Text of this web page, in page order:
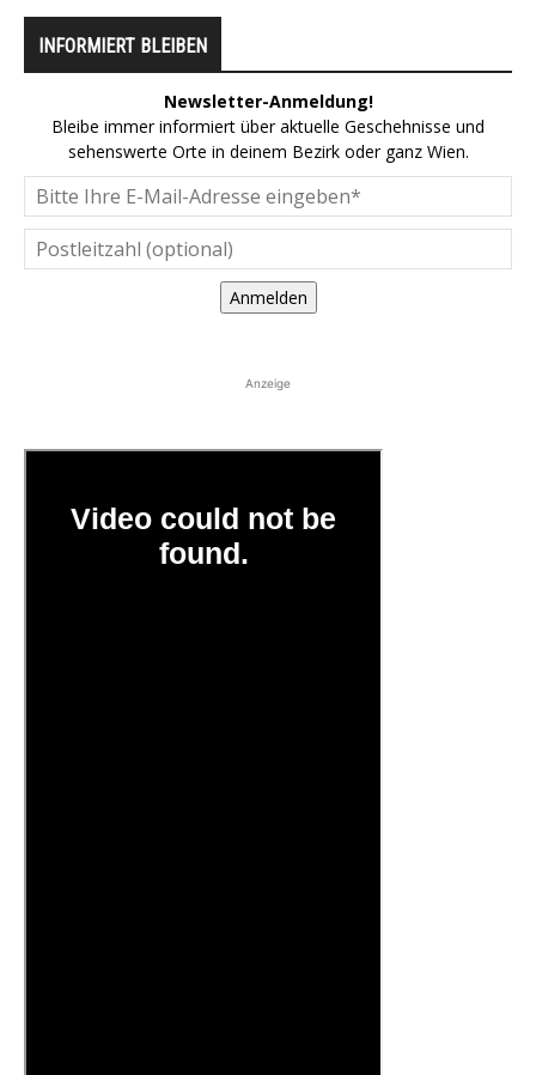
INFORMIERT BLEIBEN
Newsletter-Anmeldung!
Bleibe immer informiert über aktuelle Geschehnisse und
sehenswerte Orte in deinem Bezirk oder ganz Wien.
Anmelden
Anzeige